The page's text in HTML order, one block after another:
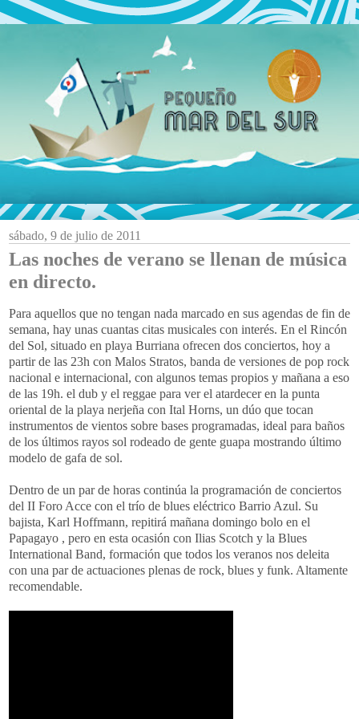
sábado, 9 de julio de 2011
Las noches de verano se llenan de música
en directo.
Para aquellos que no tengan nada marcado en sus agendas de fin de
semana, hay unas cuantas citas musicales con interés. En el Rincón
del Sol, situado en playa Burriana ofrecen dos conciertos, hoy a
partir de las 23h con Malos Stratos, banda de versiones de pop rock
nacional e internacional, con algunos temas propios y mañana a eso
de las 19h. el dub y el reggae para ver el atardecer en la punta
oriental de la playa nerjeña con Ital Horns, un dúo que tocan
instrumentos de vientos sobre bases programadas, ideal para baños
de los últimos rayos sol rodeado de gente guapa mostrando último
modelo de gafa de sol.
Dentro de un par de horas continúa la programación de conciertos
del II Foro Acce con el trío de blues eléctrico Barrio Azul. Su
bajista, Karl Hoffmann, repitirá mañana domingo bolo en el
Papagayo , pero en esta ocasión con Ilias Scotch y la Blues
International Band, formación que todos los veranos nos deleita
con una par de actuaciones plenas de rock, blues y funk. Altamente
recomendable.